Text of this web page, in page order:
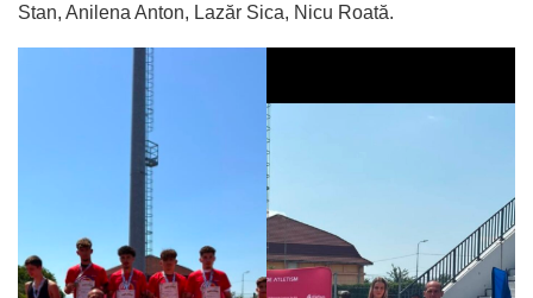
Stan, Anilena Anton, Lazăr Sica, Nicu Roată.